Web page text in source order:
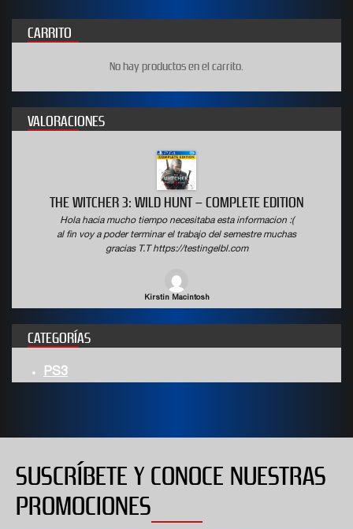
CARRITO
No hay productos en el carrito.
VALORACIONES
THE WITCHER 3: WILD HUNT – COMPLETE EDITION
Hola hacia mucho tiempo necesitaba esta informacion :(
al fin voy a poder terminar el trabajo del semestre muchas
gracias T.T https://testingelbl.com
Kirstin Macintosh
CATEGORÍAS
PS3
SUSCRÍBETE Y CONOCE NUESTRAS
PROMOCIONES